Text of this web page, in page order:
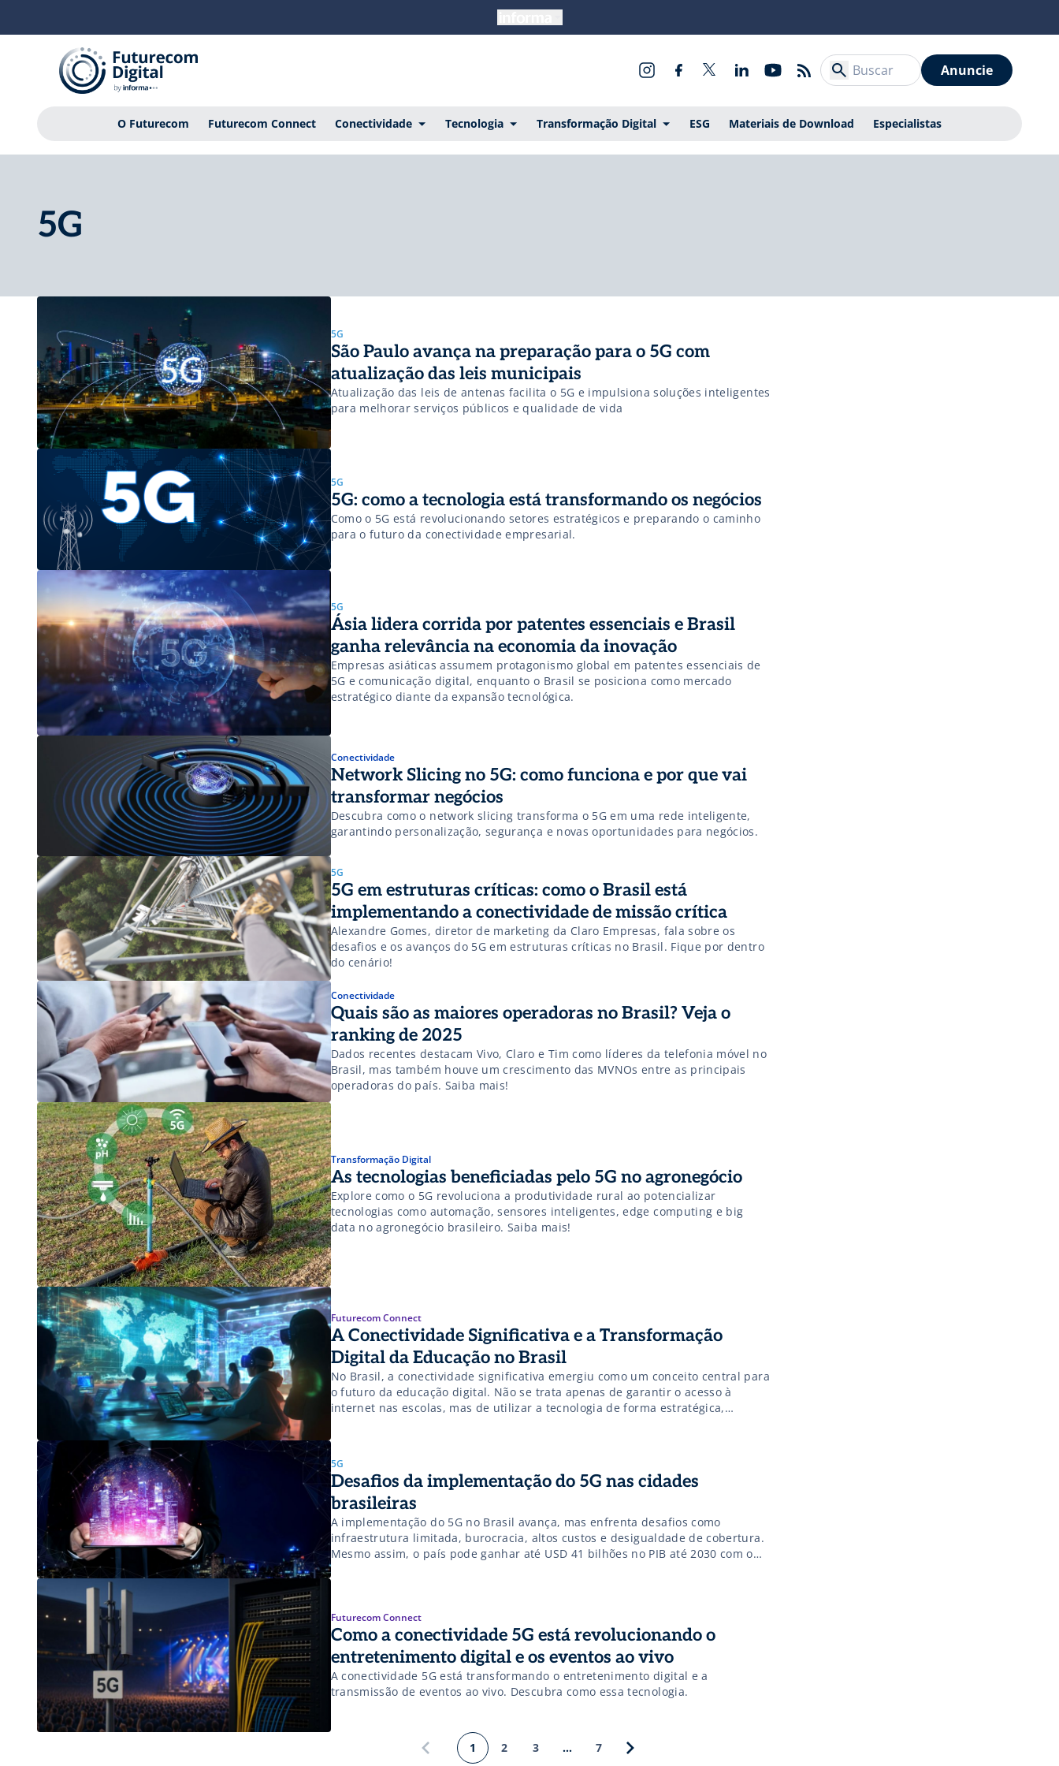
Anuncie
O Futurecom Futurecom Connect Conectividade Tecnologia Transformação Digital ESG Materiais de Download Especialistas
5G
5G
São Paulo avança na preparação para o 5G com
atualização das leis municipais
Atualização das leis de antenas facilita o 5G e impulsiona soluções inteligentes
para melhorar serviços públicos e qualidade de vida
5G
5G: como a tecnologia está transformando os negócios
Como o 5G está revolucionando setores estratégicos e preparando o caminho
para o futuro da conectividade empresarial.
5G
Ásia lidera corrida por patentes essenciais e Brasil
ganha relevância na economia da inovação
Empresas asiáticas assumem protagonismo global em patentes essenciais de
5G e comunicação digital, enquanto o Brasil se posiciona como mercado
estratégico diante da expansão tecnológica.
Conectividade
Network Slicing no 5G: como funciona e por que vai
transformar negócios
Descubra como o network slicing transforma o 5G em uma rede inteligente,
garantindo personalização, segurança e novas oportunidades para negócios.
5G
5G em estruturas críticas: como o Brasil está
implementando a conectividade de missão crítica
Alexandre Gomes, diretor de marketing da Claro Empresas, fala sobre os
desafios e os avanços do 5G em estruturas críticas no Brasil. Fique por dentro
do cenário!
Conectividade
Quais são as maiores operadoras no Brasil? Veja o
ranking de 2025
Dados recentes destacam Vivo, Claro e Tim como líderes da telefonia móvel no
Brasil, mas também houve um crescimento das MVNOs entre as principais
operadoras do país. Saiba mais!
Transformação Digital
As tecnologias beneficiadas pelo 5G no agronegócio
Explore como o 5G revoluciona a produtividade rural ao potencializar
tecnologias como automação, sensores inteligentes, edge computing e big
data no agronegócio brasileiro. Saiba mais!
Futurecom Connect
A Conectividade Significativa e a Transformação
Digital da Educação no Brasil
No Brasil, a conectividade significativa emergiu como um conceito central para
o futuro da educação digital. Não se trata apenas de garantir o acesso à
internet nas escolas, mas de utilizar a tecnologia de forma estratégica,
transforme as metodologias educacionais. O Brasil enfrenta desafios […]
5G
Desafios da implementação do 5G nas cidades
brasileiras
A implementação do 5G no Brasil avança, mas enfrenta desafios como
infraestrutura limitada, burocracia, altos custos e desigualdade de cobertura.
Mesmo assim, o país pode ganhar até USD 41 bilhões no PIB até 2030 com o
avanço da tecnologia 5G. Saiba mais!
Futurecom Connect
Como a conectividade 5G está revolucionando o
entretenimento digital e os eventos ao vivo
A conectividade 5G está transformando o entretenimento digital e a
transmissão de eventos ao vivo. Descubra como essa tecnologia.
1 2 3 … 7